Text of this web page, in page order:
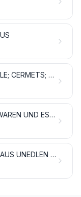
ANDERE UNEDLE METALLE; CERMETS; WAREN DARAUS
WERKZEUGE, SCHNEIDWAREN UND ESSBESTECKE, AUS UNEDLEN METALLEN; TEILE DAVON, AUS UNEDLEN METALLEN
VERSCHIEDENE WAREN AUS UNEDLEN METALLEN